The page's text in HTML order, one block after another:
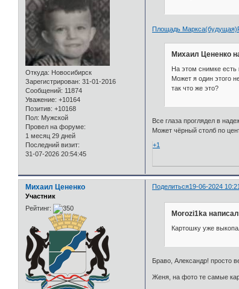
Откуда: Новосибирск
Зарегистрирован: 31-01-2016
Сообщений: 11874
Уважение: +10164
Позитив: +10168
Пол: Мужской
Провел на форуме:
1 месяц 29 дней
Последний визит:
31-07-2026 20:54:45
Площадь
Михаил Цененко
На этом снимке есть
Может я один этого
так что же это?
Все глаза проглядел в
Может чёрный столб по
+1
Поделиться19-06-2024
Михаил Цененко
Участник
Рейтинг:
Morozi1ka
Картошку уже
Браво, Александр! просто
Женя, на фото те самые